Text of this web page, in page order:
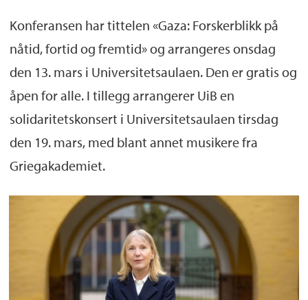
Konferansen har tittelen «Gaza: Forskerblikk på
nåtid, fortid og fremtid» og arrangeres onsdag
den 13. mars i Universitetsaulaen. Den er gratis og
åpen for alle. I tillegg arrangerer UiB en
solidaritetskonsert i Universitetsaulaen tirsdag
den 19. mars, med blant annet musikere fra
Griegakademiet.